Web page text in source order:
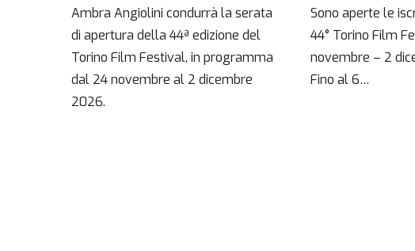
Sono aperte le iscrizioni dei film al
44° Torino Film Festival (24
novembre – 2 dicembre 2026).
Fino al 6…
Il 44° TFF si
24 novembre al 2
ed è stata
l’inaugurazione